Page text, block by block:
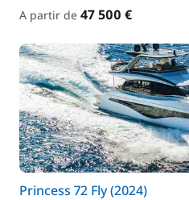
A partir de 47 500 €
Princess 72 Fly (2024)